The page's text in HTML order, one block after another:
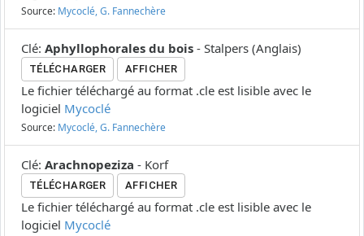
Source: Mycoclé, G. Fannechère
Clé: Aphyllophorales du bois - Stalpers (Anglais)
TÉLÉCHARGER AFFICHER
Le fichier téléchargé au format .cle est lisible avec le
logiciel Mycoclé
Source: Mycoclé, G. Fannechère
Clé: Arachnopeziza - Korf
TÉLÉCHARGER AFFICHER
Le fichier téléchargé au format .cle est lisible avec le
logiciel Mycoclé